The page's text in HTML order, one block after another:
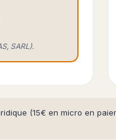
SARL).
(15€ en micro en